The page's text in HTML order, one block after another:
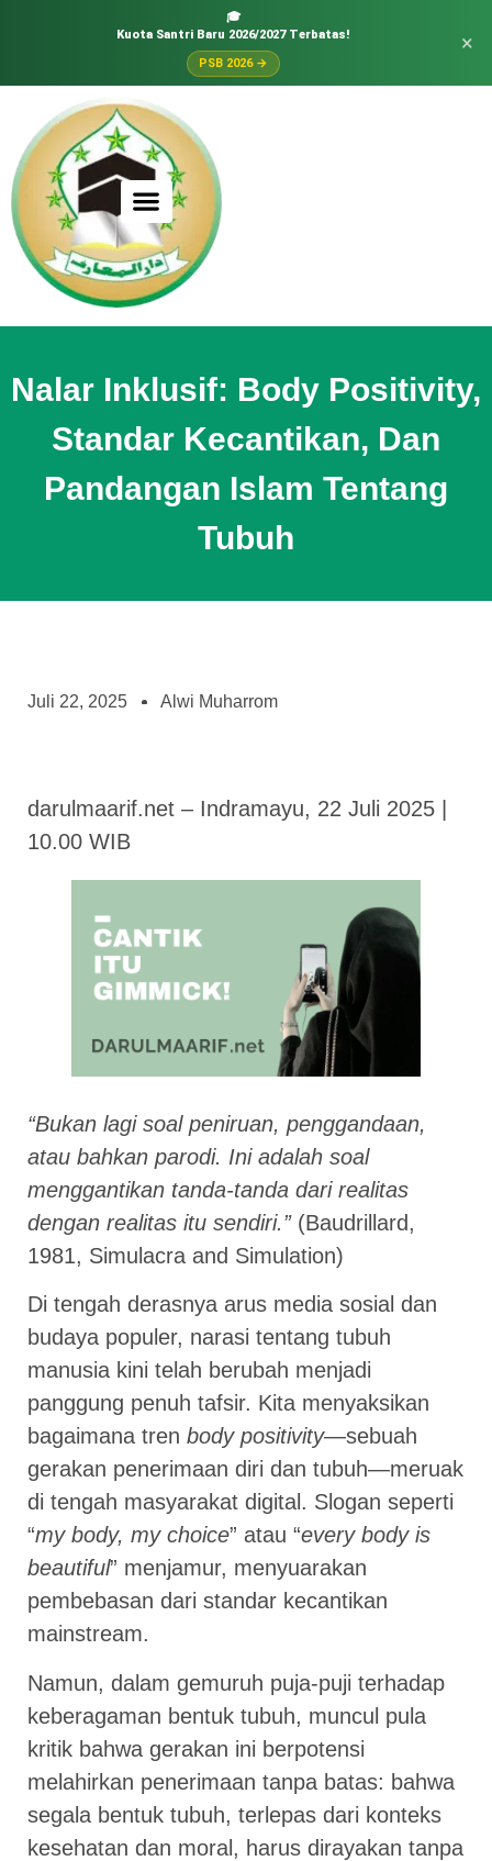
🎓
Kuota Santri Baru 2026/2027 Terbatas!
PSB 2026 →
×
Nalar Inklusif: Body Positivity,
Standar Kecantikan, Dan
Pandangan Islam Tentang
Tubuh
Juli 22, 2025 Alwi Muharrom
darulmaarif.net – Indramayu, 22 Juli 2025 |
10.00 WIB
“Bukan lagi soal peniruan, penggandaan,
atau bahkan parodi. Ini adalah soal
menggantikan tanda-tanda dari realitas
dengan realitas itu sendiri.”(Baudrillard,
1981, Simulacra and Simulation)
Di tengah derasnya arus media sosial dan
budaya populer, narasi tentang tubuh
manusia kini telah berubah menjadi
panggung penuh tafsir. Kita menyaksikan
bagaimana tren body positivity—sebuah
gerakan penerimaan diri dan tubuh—meruak
di tengah masyarakat digital. Slogan seperti
“my body, my choice” atau “every body is
beautiful” menjamur, menyuarakan
pembebasan dari standar kecantikan
mainstream.
Namun, dalam gemuruh puja-puji terhadap
keberagaman bentuk tubuh, muncul pula
kritik bahwa gerakan ini berpotensi
melahirkan penerimaan tanpa batas: bahwa
segala bentuk tubuh, terlepas dari konteks
kesehatan dan moral, harus dirayakan tanpa